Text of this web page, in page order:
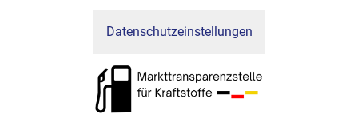
Datenschutzeinstellungen